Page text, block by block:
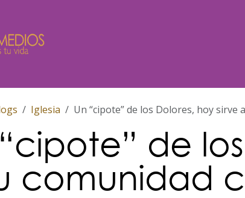
Iglesia Un “cipote” de los Dolores, hoy sirve
de
comunidad